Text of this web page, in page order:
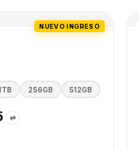
NUEVO INGRESO
256GB 512GB
⇄